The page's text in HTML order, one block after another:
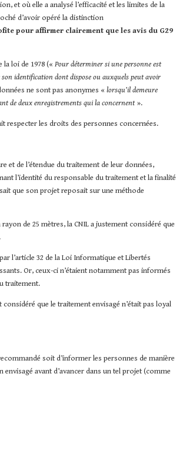
et où elle a analysé l’efficacité et les limites de la
d’avoir opéré la distinction
pour affirmer clairement que les avis du G29
la loi de 1978 (« Pour déterminer si une personne est
son identification dont dispose ou auxquels peut avoir
ne sont pas anonymes « lorsqu’il demeure
de deux enregistrements qui la concernent ».
respecter les droits des personnes concernées.
et de l’étendue du traitement de leur données,
l’identité du responsable du traitement et la finalité
que son projet reposait sur une méthode
de 25 mètres, la CNIL a justement considéré que
l’article 32 de la Loi Informatique et Libertés
Or, ceux-ci n’étaient notamment pas informés
traitement.
que le traitement envisagé n’était pas loyal
soit d’informer les personnes de manière
avant d’avancer dans un tel projet (comme